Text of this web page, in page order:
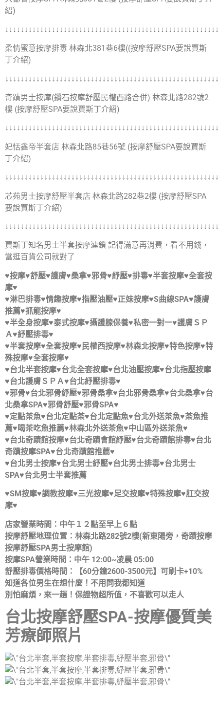
紹)
柔情蜜意按摩排毒 林森北381巷6樓((按摩舒壓SPA要說賈斯
丁介紹)
奇蹟男士按摩(鑽石按摩舒壓民權西路合併) 林森北路282號2
樓 (按摩舒壓SPA要說賈斯丁介紹)
妃恬鑫帝半套店 林森北路85巷56號 (按摩舒壓SPA要說賈斯
丁介紹)
芯苑男士按摩舒壓半套店 林森北路282巷2樓 (按摩舒壓SPA
要說賈斯丁介紹)
賈斯丁知名男士半套按摩連鎖 記得滿意再消費，看不用錢，
當逛百貨公司就對了
♥按摩♥舒壓♥護膚♥桑拿♥邪骨♥紓壓♥排毒♥半套按摩♥全套按
摩♥
♥淋巴排毒♥情趣按摩♥指壓油壓♥正妹按摩♥S曲線SPA♥護膚
推薦♥抓龍按摩♥
♥半全身按摩♥泰式按摩♥攝護腺保養♥私密一對一♥護膚ＳＰ
Ａ♥紓壓排毒♥
♥半套按摩♥全套按摩♥民權西按摩♥林森北按摩♥特色按摩♥特
殊按摩♥全套按摩♥
♥台北半套按摩♥台北全套按摩♥台北油壓按摩♥台北指壓按摩
♥台北護膚ＳＰＡ♥台北紓壓排毒♥
♥邪骨♥台北邪骨紓壓♥邪骨桑拿♥台北邪骨桑拿♥台北桑拿♥台
北桑拿SPA♥邪骨舒壓♥邪骨SPA♥
♥定點茶魚♥台北定點茶♥台北定點魚♥台北外送茶魚♥茶魚推
薦♥喝茶吃魚推薦♥林森北外送茶魚♥中山區外送茶魚♥
♥台北奇蹟館按摩♥台北奇蹟會館紓壓♥台北奇蹟館排毒♥台北
奇蹟按摩SPA♥台北奇蹟館推薦♥
♥台北男士按摩♥台北男士紓壓♥台北男士排毒♥台北男士
SPA♥台北男士半套推薦
♥SM按摩♥調教按摩♥三光按摩♥足交按摩♥特殊按摩♥肛交按
摩♥
店家營業時間：中午１２點至早上６點
按摩舒壓地理位置：林森北路282號2樓(新東陽旁，奇蹟按摩
按摩舒壓SPA男士按摩館)
按摩SPA營業時間：中午 12:00~凌晨 05:00
舒壓排毒價格時間：【60分鐘2600-3500元】可刷卡+10%
知道各位男生在想什麼！不用問我都知道
別怕麻煩，來一趟！保證物超所值，不喜歡可以走人
台北按摩舒壓SPA-按摩優質美
芳療師照片